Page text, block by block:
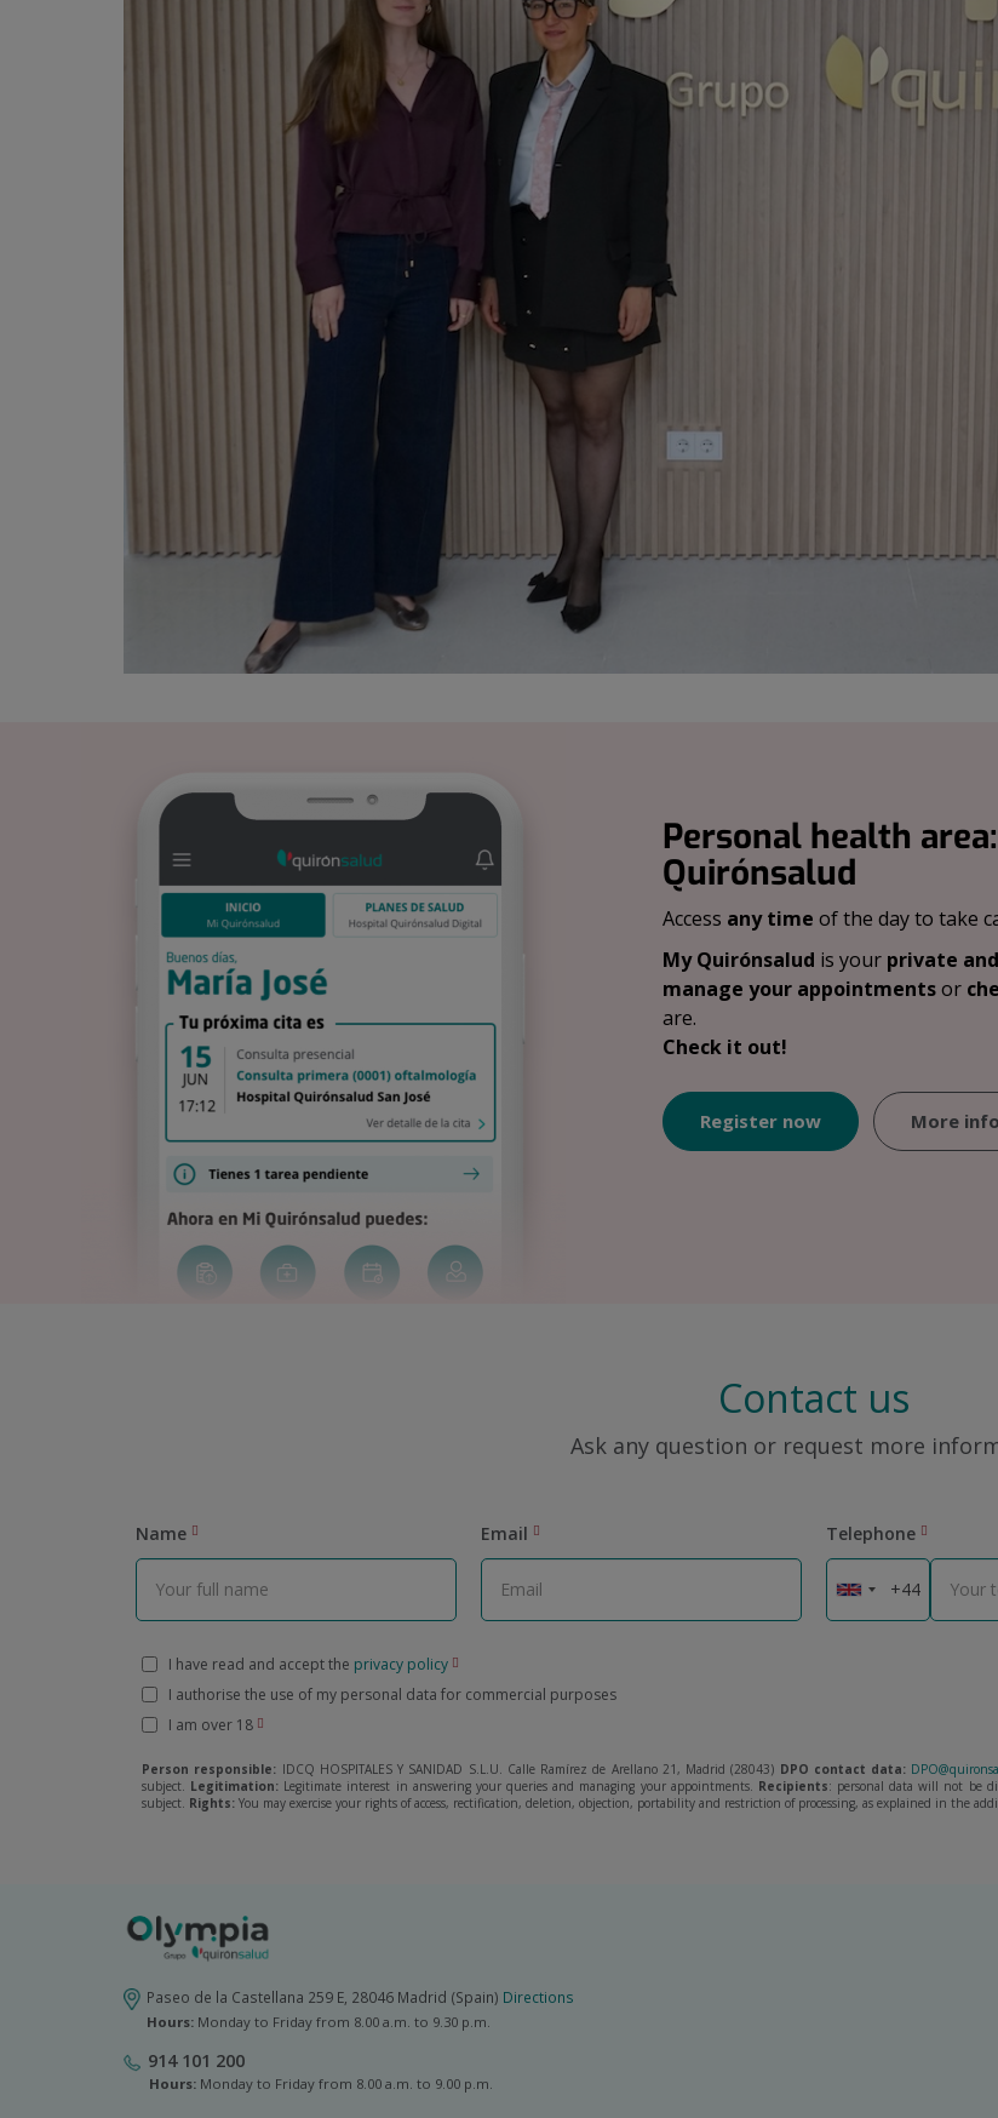
Personal health
Quirónsalud
Access any time of the day to take
My Quirónsalud is your private
manage your appointmentsor
are.
Check it out!
Register now More
Contact us
Ask any question or request more
Name Email Telephone
I have read and accept the privacy policy
I authorise the use of my personal data for commercial purposes
I am over 18
Person responsible: IDCQ HOSPITALES Y SANIDAD S.L.U. Calle Ramírez de Arellano 21, Madrid (28043) DPO contact data:
subject. Legitimation: Legitimate interest in answering your queries and managing your appointments. Recipients: personal data will not be
subject. Rights: You may exercise your rights of access, rectification, deletion, objection, portability and restriction of processing, as explained in the
Paseo de la Castellana 259 E, 28046 Madrid (Spain) Directions
Hours: Monday to Friday from 8.00 a.m. to 9.30 p.m.
914 101 200
Hours: Monday to Friday from 8.00 a.m. to 9.00 p.m.